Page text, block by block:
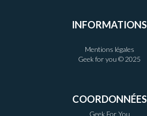
INFORMATIONS
Mentions légales
Geek for you © 2025
COORDONNÉES
Geek For You